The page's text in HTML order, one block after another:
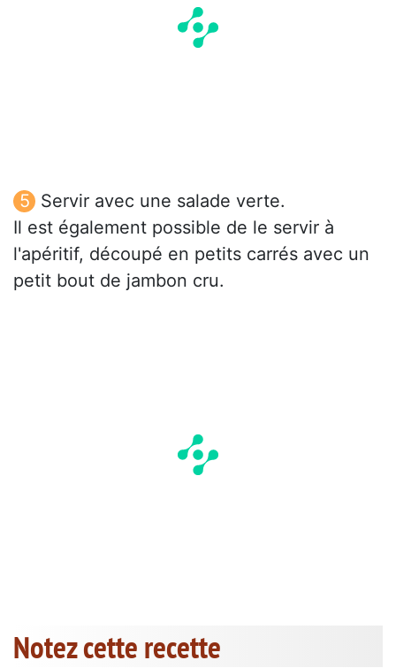
Servir avec une salade verte.
Il est également possible de le servir à
l'apéritif, découpé en petits carrés avec un
petit bout de jambon cru.
Notez cette recette